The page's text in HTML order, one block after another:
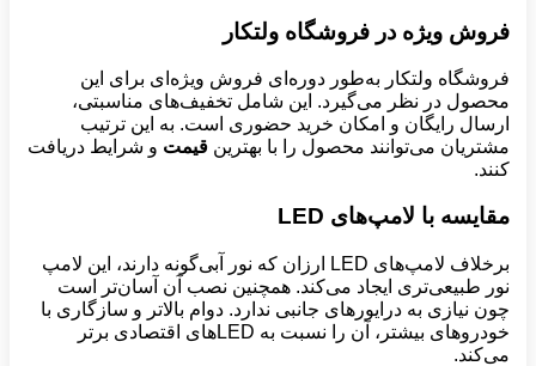
فروش ویژه در فروشگاه ولتکار
فروشگاه ولتکار به‌طور دوره‌ای فروش ویژه‌ای برای این
محصول در نظر می‌گیرد. این شامل تخفیف‌های مناسبتی،
ارسال رایگان و امکان خرید حضوری است. به این ترتیب
مشتریان می‌توانند محصول را با بهترین قیمت و شرایط دریافت
کنند.
مقایسه با لامپ‌های
برخلاف لامپ‌های LED ارزان که نور آبی‌گونه دارند، این لامپ
نور طبیعی‌تری ایجاد می‌کند. همچنین نصب آن آسان‌تر است
چون نیازی به درایورهای جانبی ندارد. دوام بالاتر و سازگاری با
خودروهای بیشتر، آن را نسبت به LEDهای اقتصادی برتر
می‌کند.